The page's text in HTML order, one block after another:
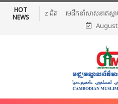
HOT
NEWS
មេដឹកនាំសាសនាឥស្លាមនៅភាគ
ទោសអំពើហិង្សា ក្រោ
August